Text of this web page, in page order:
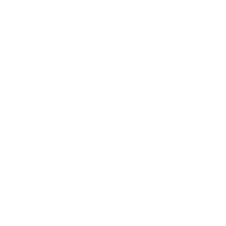
корпус делают использование
позволяет комфортно работать как в